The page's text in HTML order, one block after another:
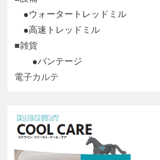
●ウォータートレッドミル
●高速トレッドミル
■雑貨
●バンテージ
電子カルテ